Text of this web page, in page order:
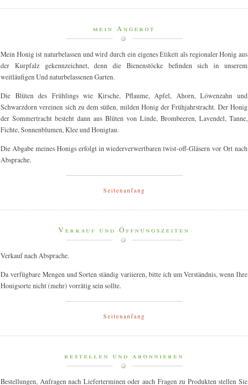
mein Angebot
Mein Honig ist naturbelassen und wird durch ein eigenes Etikett als regionaler Honig aus
der Kurpfalz gekennzeichnet, denn die Bienenstöcke befinden sich in unserem
weitläufigen Und naturbelassenen Garten.
Die Blüten des Frühlings wie Kirsche, Pflaume, Apfel, Ahorn, Löwenzahn und
Schwarzdorn vereinen sich zu dem süßen, milden Honig der Frühjahrstracht. Der Honig
der Sommertracht besteht dann aus Blüten von Linde, Brombeeren, Lavendel, Tanne,
Fichte, Sonnenblumen, Klee und Honigtau.
Die Abgabe meines Honigs erfolgt in wiederverwertbaren twist-off-Gläsern vor Ort nach
Absprache.
Seitenanfang
Verkauf und Öffnungszeiten
Verkauf nach Absprache.
Da verfügbare Mengen und Sorten ständig variieren, bitte ich um Verständnis, wenn Ihre
Honigsorte nicht (mehr) vorrätig sein sollte.
Seitenanfang
bestellen und abonnieren
Bestellungen, Anfragen nach Lieferterminen oder auch Fragen zu Produkten stellen Sie